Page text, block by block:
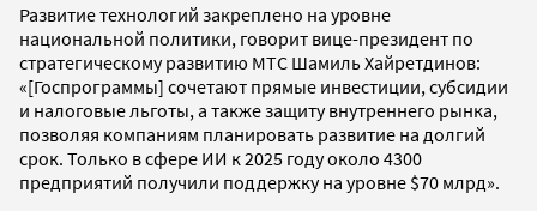
Развитие технологий закреплено на уровне
национальной политики, говорит вице-президент по
стратегическому развитию МТС Шамиль Хайретдинов:
«[Госпрограммы] сочетают прямые инвестиции, субсидии
и налоговые льготы, а также защиту внутреннего рынка,
позволяя компаниям планировать развитие на долгий
срок. Только в сфере ИИ к 2025 году около 4300
предприятий получили поддержку на уровне $70 млрд».